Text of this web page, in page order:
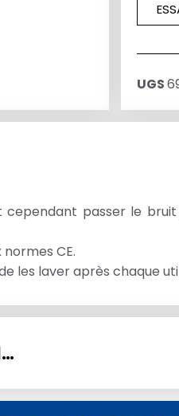
UGS
cependant passer le
CE.
les laver après chaque